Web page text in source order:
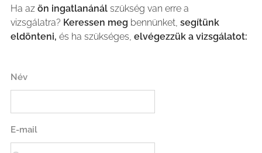
Ha az ön ingatlanánál szükség van erre a
vizsgálatra? Keressen meg bennünket, segítünk
eldönteni, és ha szükséges, elvégezzük a vizsgálatot:
Név
E-mail